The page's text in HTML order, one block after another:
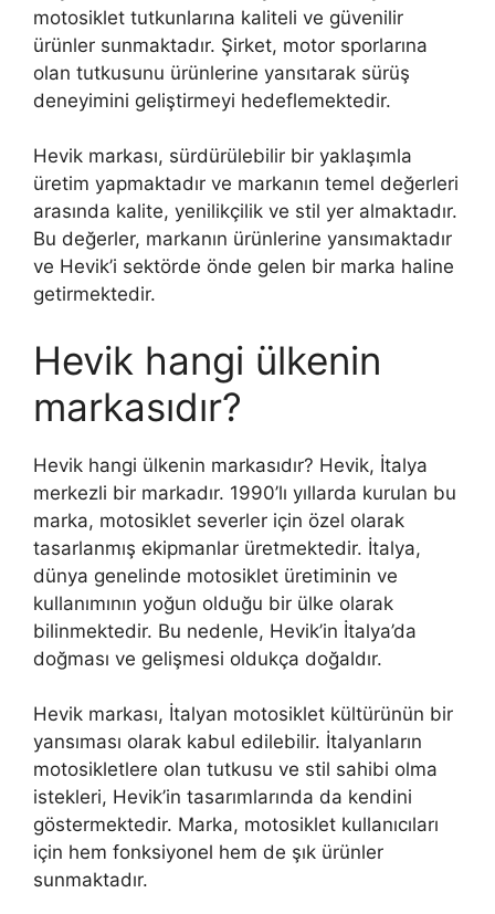
motosiklet tutkunlarına kaliteli ve güvenilir
ürünler sunmaktadır. Şirket, motor sporlarına
olan tutkusunu ürünlerine yansıtarak sürüş
deneyimini geliştirmeyi hedeflemektedir.
Hevik markası, sürdürülebilir bir yaklaşımla
üretim yapmaktadır ve markanın temel değerleri
arasında kalite, yenilikçilik ve stil yer almaktadır.
Bu değerler, markanın ürünlerine yansımaktadır
ve Hevik’i sektörde önde gelen bir marka haline
getirmektedir.
Hevik hangi ülkenin
markasıdır?
Hevik hangi ülkenin markasıdır? Hevik, İtalya
merkezli bir markadır. 1990’lı yıllarda kurulan bu
marka, motosiklet severler için özel olarak
tasarlanmış ekipmanlar üretmektedir. İtalya,
dünya genelinde motosiklet üretiminin ve
kullanımının yoğun olduğu bir ülke olarak
bilinmektedir. Bu nedenle, Hevik’in İtalya’da
doğması ve gelişmesi oldukça doğaldır.
Hevik markası, İtalyan motosiklet kültürünün bir
yansıması olarak kabul edilebilir. İtalyanların
motosikletlere olan tutkusu ve stil sahibi olma
istekleri, Hevik’in tasarımlarında da kendini
göstermektedir. Marka, motosiklet kullanıcıları
için hem fonksiyonel hem de şık ürünler
sunmaktadır.